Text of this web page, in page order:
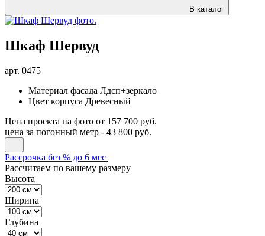
В каталог
Шкаф Шервуд
арт. 0475
Материал фасада Лдсп+зеркало
Цвет корпуса Древесный
Цена проекта на фото от 157 700 руб.
цена за погонный метр - 43 800 руб.
Рассрочка без % до 6 мес
Рассчитаем по вашему размеру
Высота
Ширина
Глубина